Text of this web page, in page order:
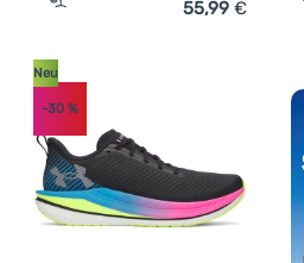
Zum Vergleich55,99 €
Neu
-30 %